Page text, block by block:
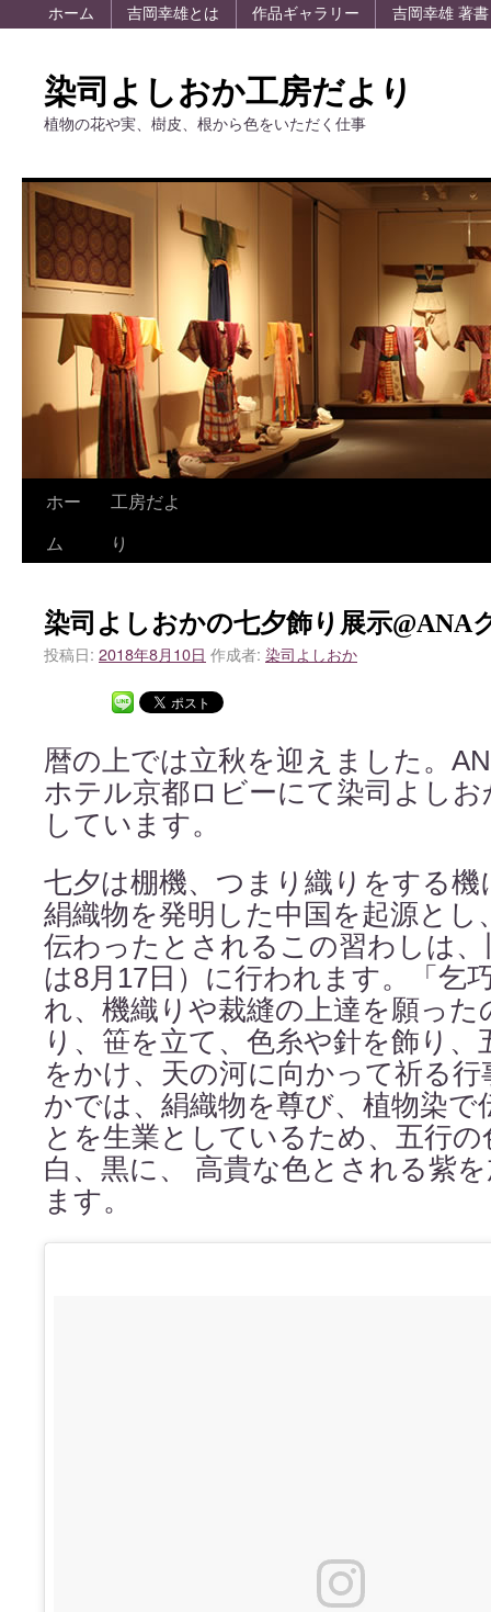
ホーム 吉岡幸雄とは 作品ギャラリー 吉岡幸雄 著書
染司よしおか工房だより
植物の花や実、樹皮、根から色をいただく仕事
ホー
ム
工房だよ
り
染司よしおかの七夕飾り展示@ANA
投稿日: 2018年8月10日 作成者: 染司よしおか
暦の上では立秋を迎えました。
ホテル京都ロビーにて染司よし
しています。
七夕は棚機、つまり織りをする
絹織物を発明した中国を起源とし
伝わったとされるこの習わしは
は8月17日）に行われます。「乞
れ、機織りや裁縫の上達を願っ
り、笹を立て、色糸や針を飾り
をかけ、天の河に向かって祈る
かでは、絹織物を尊び、植物染で
とを生業としているため、五行の
白、黒に、 高貴な色とされる紫
ます。